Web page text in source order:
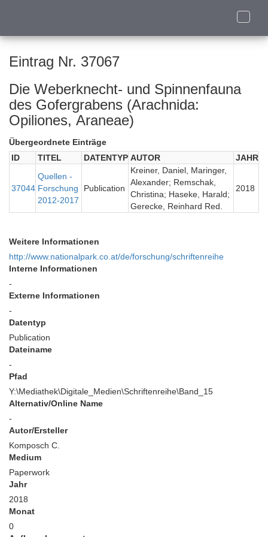
Toggle
Eintrag Nr. 37067
Die Weberknecht- und Spinnenfauna
des Gofergrabens (Arachnida:
Opiliones, Araneae)
Übergeordnete Einträge
ID
TITEL DATENTYP AUTOR JAHR
37044
Quellen -
Forschung
2012-2017
Publication
Kreiner, Daniel, Maringer,
Alexander; Remschak,
Christina; Haseke, Harald;
Gerecke, Reinhard Red.
2018
Weitere Informationen
http://www.nationalpark.co.at/de/forschung/schriftenreihe
Interne Informationen
-
Externe Informationen
-
Datentyp
Publication
Dateiname
-
Pfad
Y:\Mediathek\Digitale_Medien\Schriftenreihe\Band_15
Alternativ/Online Name
-
Autor/Ersteller
Komposch C.
Medium
Paperwork
Jahr
2018
Monat
0